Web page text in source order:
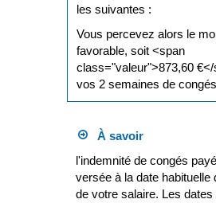
les suivantes :
Vous percevez alors le
favorable, soit <span
class="valeur">873,60
vos 2 semaines de
À savoir
l'indemnité de congés
versée à la date habituelle
de votre salaire. Les dates